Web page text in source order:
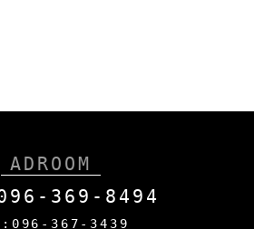
ADROOM
369-8494
367-3439